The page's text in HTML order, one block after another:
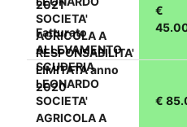
2021
SOCIETA'
AGRICOLA A
RESPONSABILITA'
LIMITATA anno
2020
€
Fatturato
ALLEVAMENTO
SCUDERIA
LEONARDO
SOCIETA'
AGRICOLA A
€